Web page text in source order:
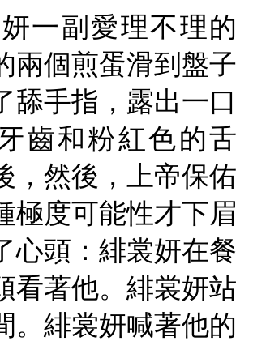
一副愛理不理的
兩個煎蛋滑到盤子
舔手指，露出一口
齒和粉紅色的舌
，然後，上帝保佑
極度可能性才下眉
心頭：緋裳妍在餐
看著他。緋裳妍站
。緋裳妍喊著他的